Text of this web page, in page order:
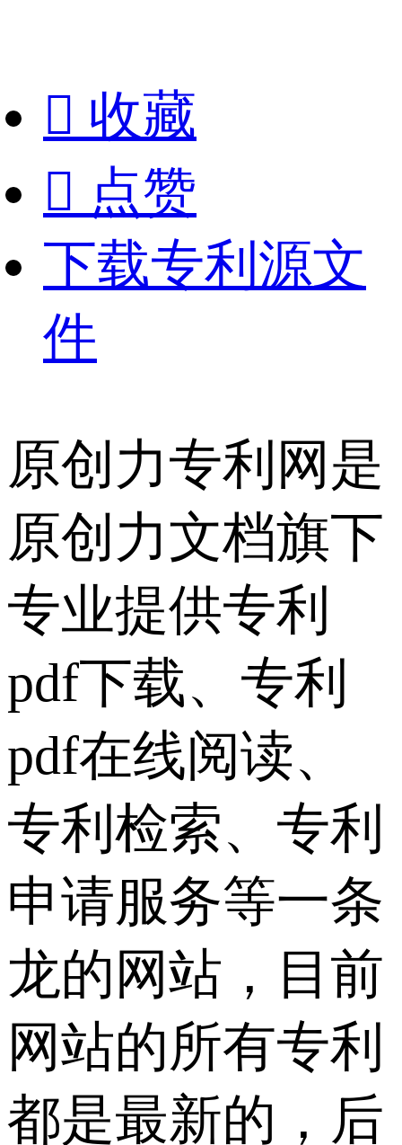
 收藏
 点赞
下载专利源文
件
原创力专利网是
原创力文档旗下
专业提供专利
pdf下载、专利
pdf在线阅读、
专利检索、专利
申请服务等一条
龙的网站，目前
网站的所有专利
都是最新的，后